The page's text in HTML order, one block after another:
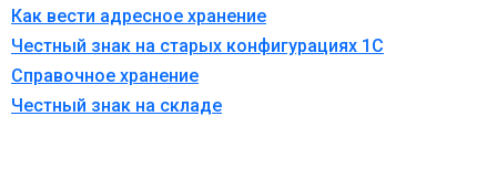
Как вести адресное хранение
Честный знак на старых конфигурациях 1С
Справочное хранение
Честный знак на складе